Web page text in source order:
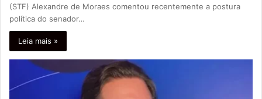
(STF) Alexandre de Moraes comentou recentemente a postura
política do senador…
Leia mais »